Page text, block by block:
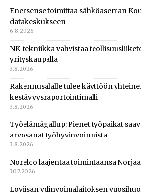
Enersense toimittaa sähköaseman
datakeskukseen
6.8.2026
NK-tekniikka vahvistaa
yrityskaupalla
3.8.2026
Rakennusalalle tulee käyttöön
kestävyysraportointimalli
3.8.2026
Työelämägallup: Pienet työpaikat
arvosanat työhyvinvoinnista
3.8.2026
Norelco laajentaa toimintaansa
30.7.2026
Loviisan ydinvoimalaitoksen